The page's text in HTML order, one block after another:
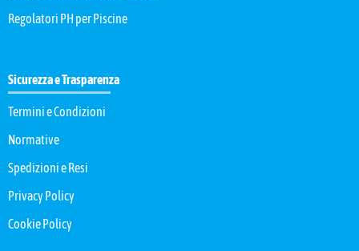
Regolatori PH per Piscine
Sicurezza e Trasparenza
Termini e Condizioni
Normative
Spedizioni e Resi
Privacy Policy
Cookie Policy